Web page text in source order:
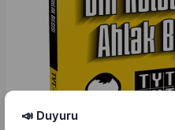
📣 Duyuru